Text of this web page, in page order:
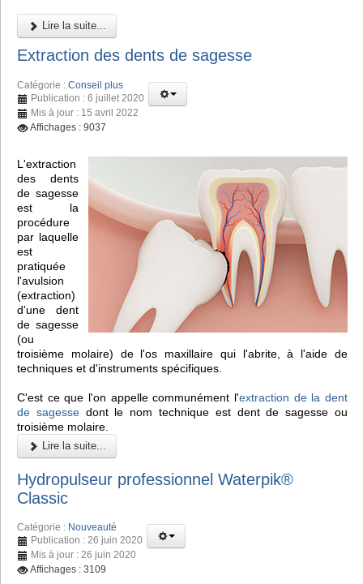
Lire la suite...
Extraction des dents de sagesse
Catégorie : Conseil plus
Publication : 6 juillet 2020
Mis à jour : 15 avril 2022
Affichages : 9037
L'extraction
des dents
de sagesse
est la
procédure
par laquelle
est
pratiquée
l'avulsion
(extraction)
d'une dent
de sagesse
(ou
troisième molaire) de l'os maxillaire qui l'abrite, à l'aide de
techniques et d'instruments spécifiques.
C'est ce que l'on appelle communément l'extraction de la dent
de sagessedont le nom technique est dent de sagesse ou
troisième molaire.
Lire la suite...
Hydropulseur professionnel Waterpik®
Classic
Catégorie : Nouveauté
Publication : 26 juin 2020
Mis à jour : 26 juin 2020
Affichages : 3109